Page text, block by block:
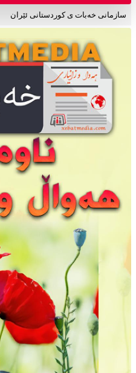
سازمانی خەبات ی کوردستانی ئێران